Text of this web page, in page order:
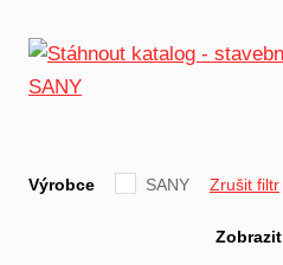
Výrobce SANY Zrušit filtr
Zobrazit